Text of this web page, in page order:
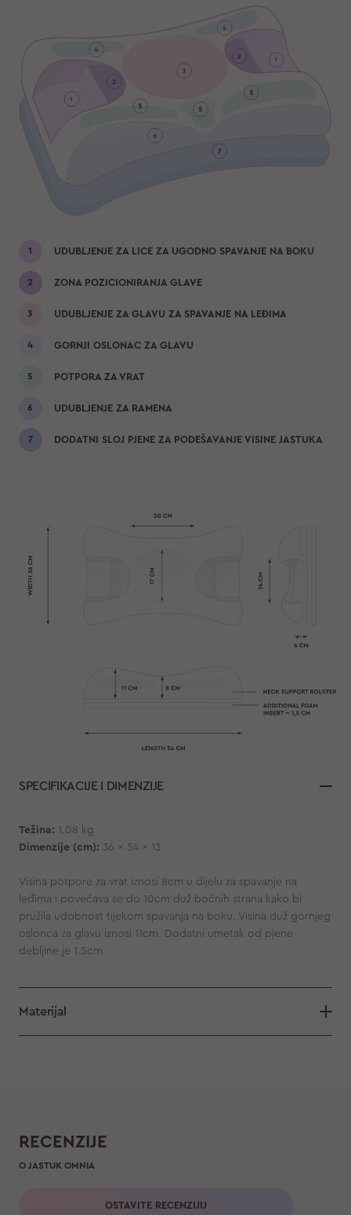
UDUBLJENJE ZA LICE ZA UGODNO SPAVANJE NA BOKU
ZONA POZICIONIRANJA GLAVE
UDUBLJENJE ZA GLAVU ZA SPAVANJE NA LEĐIMA
GORNJI OSLONAC ZA GLAVU
POTPORA ZA VRAT
UDUBLJENJE ZA RAMENA
DODATNI SLOJ PJENE ZA PODEŠAVANJE VISINE JASTUKA
SPECIFIKACIJE I DIMENZIJE
Težina: 1.08 kg
Dimenzije (cm): 36 x 54 x 13
Visina potpore za vrat iznosi 8cm u dijelu za spavanje na
leđima i povećava se do 10cm duž bočnih strana kako bi
pružila udobnost tijekom spavanja na boku. Visina duž gornjeg
oslonca za glavu iznosi 11cm. Dodatni umetak od pjene
debljine je 1.5cm.
Materijal
RECENZIJE
O JASTUK OMNIA
OSTAVITE RECENZIJU